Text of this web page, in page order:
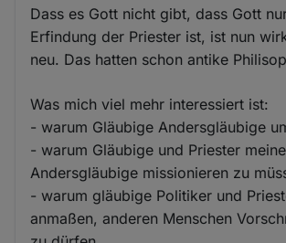
Dass es Gott nicht gibt, dass Gott
Erfindung der Priester ist, ist nun
neu. Das hatten schon antike
Was mich viel mehr interessiert ist:
- warum Gläubige Andersgläubige
- warum Gläubige und Priester
Andersgläubige missionieren zu
- warum gläubige Politiker und
anmaßen, anderen Menschen